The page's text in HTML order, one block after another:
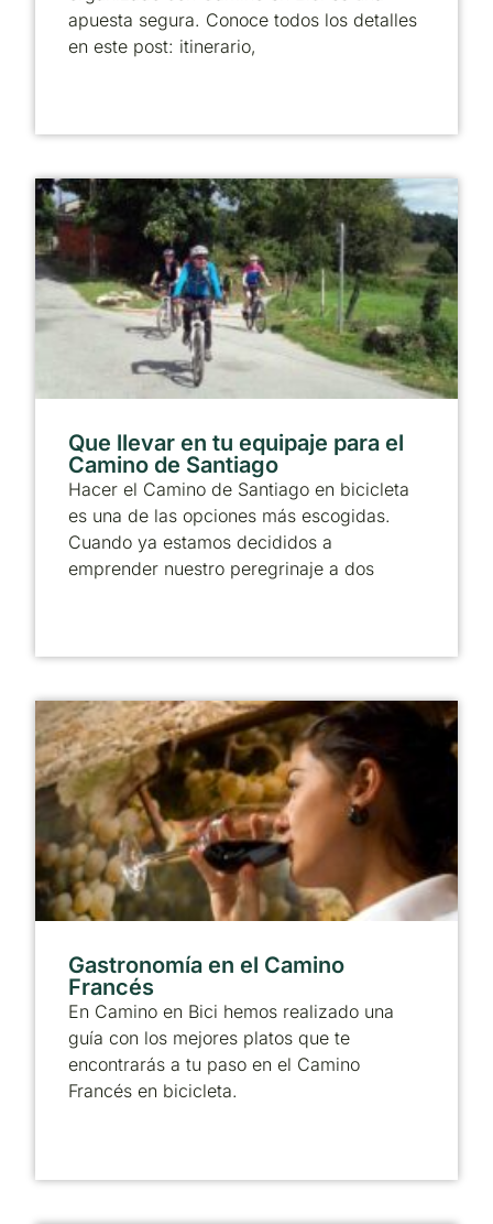
apuesta segura. Conoce todos los detalles
en este post: itinerario,
Que llevar en tu equipaje para el
Camino de Santiago
Hacer el Camino de Santiago en bicicleta
es una de las opciones más escogidas.
Cuando ya estamos decididos a
emprender nuestro peregrinaje a dos
Gastronomía en el Camino
Francés
En Camino en Bici hemos realizado una
guía con los mejores platos que te
encontrarás a tu paso en el Camino
Francés en bicicleta.